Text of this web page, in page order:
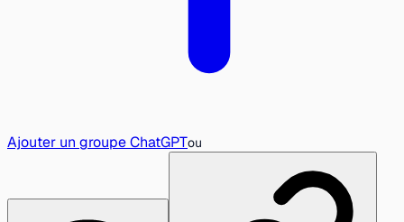
Ajouter un groupe ChatGPTou